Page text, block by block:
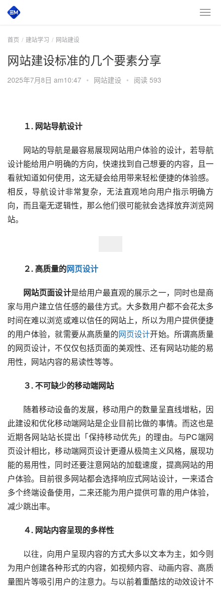
首页 建站学习 网站建设
网站建设标准的几个要素分享
2025年7月8日 am10:47 • 网站建设 • 阅读 593
１. 网站导航设计
网站的导航是最容易展现网站用户体验的设计，若导航
设计能给用户明确的方向，快速找到自己想要的内容，且一
看就知道如何使用，这无疑会给用带来轻松便捷的体验感。
相反，导航设计非常复杂，无法直观地向用户指示明确方
向，而且毫无逻辑性，那么他们很可能就会选择放弃浏览网
站。
２. 高质量的网页设计
网站页面设计是给用户最直观的展示之一，同时也是商
家与用户建立信任感的最佳方式。大多数用户都不会花太多
时间在难以浏览或难以信任的网站上，所以为用户提供便捷
的用户体验，就需要从高质量的网页设计开始。所谓高质量
的网页设计，不仅仅包括页面的美观性、还有网站功能的易
用性，网站内容的易读性等等。
３. 不可缺少的移动端网站
随着移动设备的发展，移动用户的数量呈直线增粘，因
此建设和优化移动端网站是企业目前比做的事情。而这也是
近期各网站站长提出「保持移动优先」的理由。与PC端网
页设计相比，移动端网页设计更遵从极简主义风格，展现功
能的易用性，同时还要注意网站的加载速度，提高网站的用
户体验。目前很多网站都会选择响应式网站设计，一来适合
多个终端设备使用，二来还能为用户提供可靠的用户体验，
减少跳出率。
４. 网站内容呈现的多样性
以往，向用户呈现内容的方式大多以文本为主，如今则
为用户创建各种形式的内容，如视频内容、动画内容、高质
量图片等吸引用户的注意力。与以前着重酷炫的动效设计不